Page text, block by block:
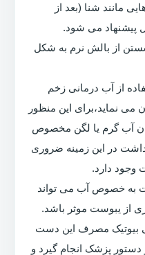
مانند شنا (بعد از
پیشنهاد می شود.
از بالش نرم به شکل
از آب درمانی زخم
نماید،برای این منظور
وان آب گرم یا لگن مخصوص
در این زمینه ضروری
وجود دارد.
به خصوص آب می تواند
از یبوست موثر باشد.
بیوتیک مصرف این دست
دستور پزشک انجام گیرد و